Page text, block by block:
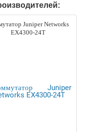
Juniper Networks
EX4300-24T